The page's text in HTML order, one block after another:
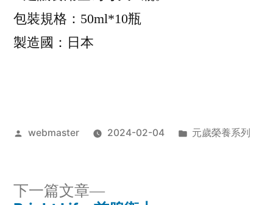
包裝規格：50ml*10瓶
製造國：日本
作
webmaster 2024-02-04
分
元歲榮養系列
下一篇文章
下